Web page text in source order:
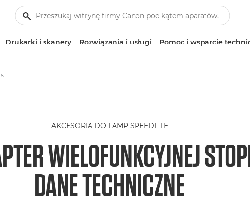
Drukarki i skanery Rozwiązania i usługi Pomoc i wsparcie
AKCESORIA DO LAMP SPEEDLITE
WIELOFUNKCYJNEJ
DANE TECHNICZNE